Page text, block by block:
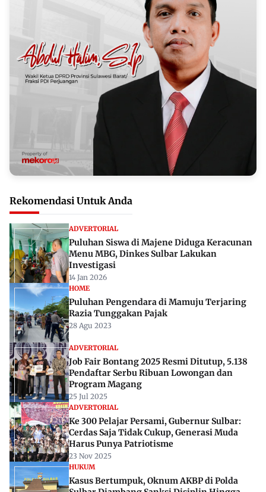
Rekomendasi Untuk Anda
ADVERTORIAL
Puluhan Siswa di Majene Diduga Keracunan
Menu MBG, Dinkes Sulbar Lakukan
Investigasi
14 Jan 2026
HOME
Puluhan Pengendara di Mamuju Terjaring
Razia Tunggakan Pajak
28 Agu 2023
ADVERTORIAL
Job Fair Bontang 2025 Resmi Ditutup, 5.138
Pendaftar Serbu Ribuan Lowongan dan
Program Magang
25 Jul 2025
ADVERTORIAL
Ke 300 Pelajar Persami, Gubernur Sulbar:
Cerdas Saja Tidak Cukup, Generasi Muda
Harus Punya Patriotisme
23 Nov 2025
HUKUM
Kasus Bertumpuk, Oknum AKBP di Polda